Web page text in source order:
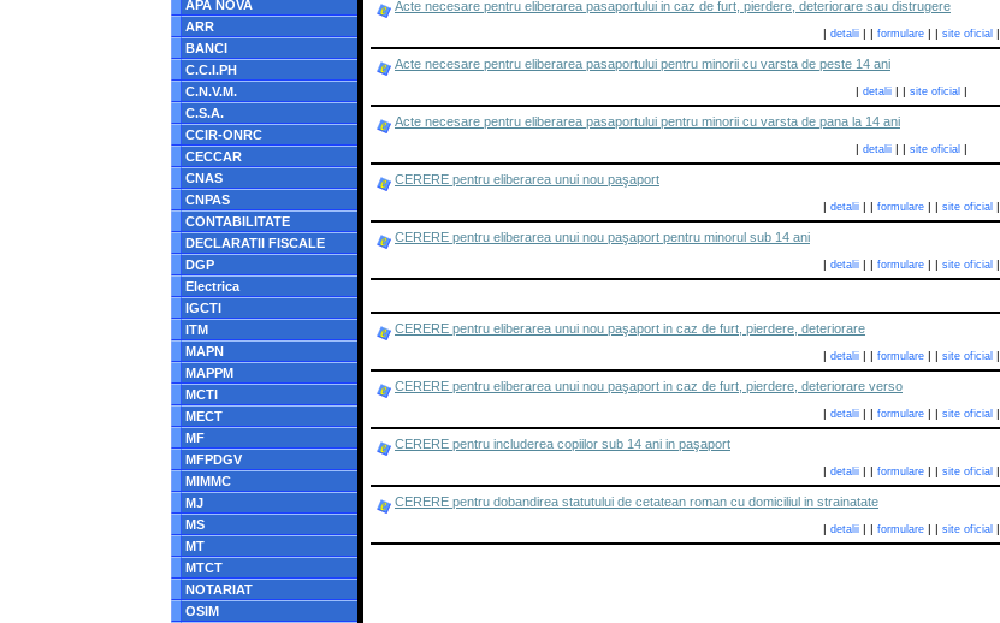
APA NOVA
ARR
BANCI
C.C.I.PH
C.N.V.M.
C.S.A.
CCIR-ONRC
CECCAR
CNAS
CNPAS
CONTABILITATE
DECLARATII FISCALE
DGP
Electrica
IGCTI
ITM
MAPN
MAPPM
MCTI
MECT
MF
MFPDGV
MIMMC
MJ
MS
MT
MTCT
NOTARIAT
OSIM
Acte necesare pentru eliberarea pasaportului in caz de furt, pierdere, deteriorare sau distrugere
| detalii| | formulare| | site oficial|
Acte necesare pentru eliberarea pasaportului pentru minorii cu varsta de peste 14 ani
| detalii| | site oficial|
Acte necesare pentru eliberarea pasaportului pentru minorii cu varsta de pana la 14 ani
| detalii| | site oficial|
CERERE pentru eliberarea unui nou paşaport
| detalii| | formulare| | site oficial|
CERERE pentru eliberarea unui nou paşaport pentru minorul sub 14 ani
| detalii| | formulare| | site oficial|
CERERE pentru eliberarea unui nou paşaport in caz de furt, pierdere, deteriorare
| detalii| | formulare| | site oficial|
CERERE pentru eliberarea unui nou paşaport in caz de furt, pierdere, deteriorare verso
| detalii| | formulare| | site oficial|
CERERE pentru includerea copiilor sub 14 ani in paşaport
| detalii| | formulare| | site oficial|
CERERE pentru dobandirea statutului de cetatean roman cu domiciliul in strainatate
| detalii| | formulare| | site oficial|